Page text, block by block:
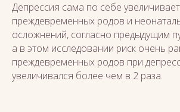
Депрессия сама по себе
преждевременных родов и
осложнений, согласно предыдущим
а в этом исследовании риск очень
преждевременных родов при
увеличивался более чем в 2 раза.